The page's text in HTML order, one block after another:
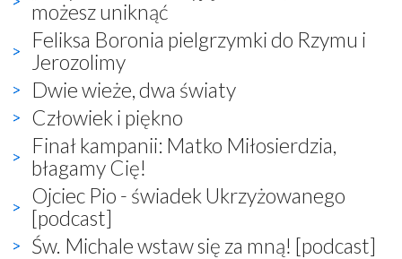
możesz uniknąć
Feliksa Boronia pielgrzymki do Rzymu i
Jerozolimy
Dwie wieże, dwa światy
Człowiek i piękno
Finał kampanii: Matko Miłosierdzia,
błagamy Cię!
Ojciec Pio - świadek Ukrzyżowanego
[podcast]
Św. Michale wstaw się za mną! [podcast]